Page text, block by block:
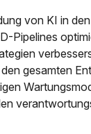
von KI in
Pipelines
gesamten